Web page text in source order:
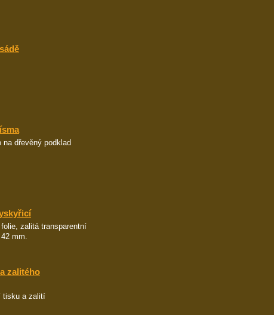
dřevěný podklad
zalitá transparentní
mm.
zalitého
tisku a zalití